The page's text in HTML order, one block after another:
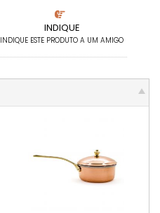
INDIQUE
INDIQUE ESTE PRODUTO A UM AMIGO